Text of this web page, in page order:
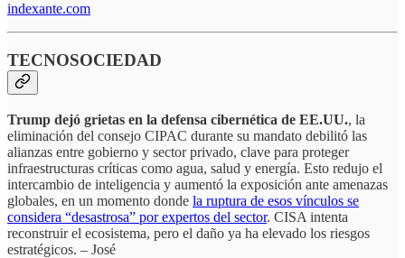
indexante.com
TECNOSOCIEDAD
Trump dejó grietas en la defensa cibernética de EE.UU., la
eliminación del consejo CIPAC durante su mandato debilitó las
alianzas entre gobierno y sector privado, clave para proteger
infraestructuras críticas como agua, salud y energía. Esto redujo el
intercambio de inteligencia y aumentó la exposición ante amenazas
globales, en un momento donde la ruptura de esos vínculos se
considera “desastrosa” por expertos del sector. CISA intenta
reconstruir el ecosistema, pero el daño ya ha elevado los riesgos
estratégicos. – José